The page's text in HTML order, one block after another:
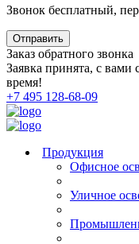
Звонок бесплатный,
Заказ обратного звонка
Заявка принята, с вами
время!
+7 495 128-68-09
Продукция
Офисное
Уличное